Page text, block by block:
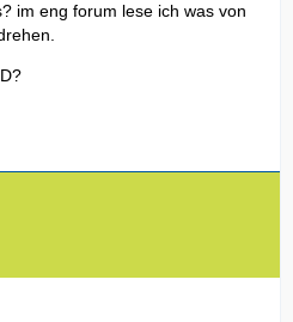
im eng forum lese ich was von